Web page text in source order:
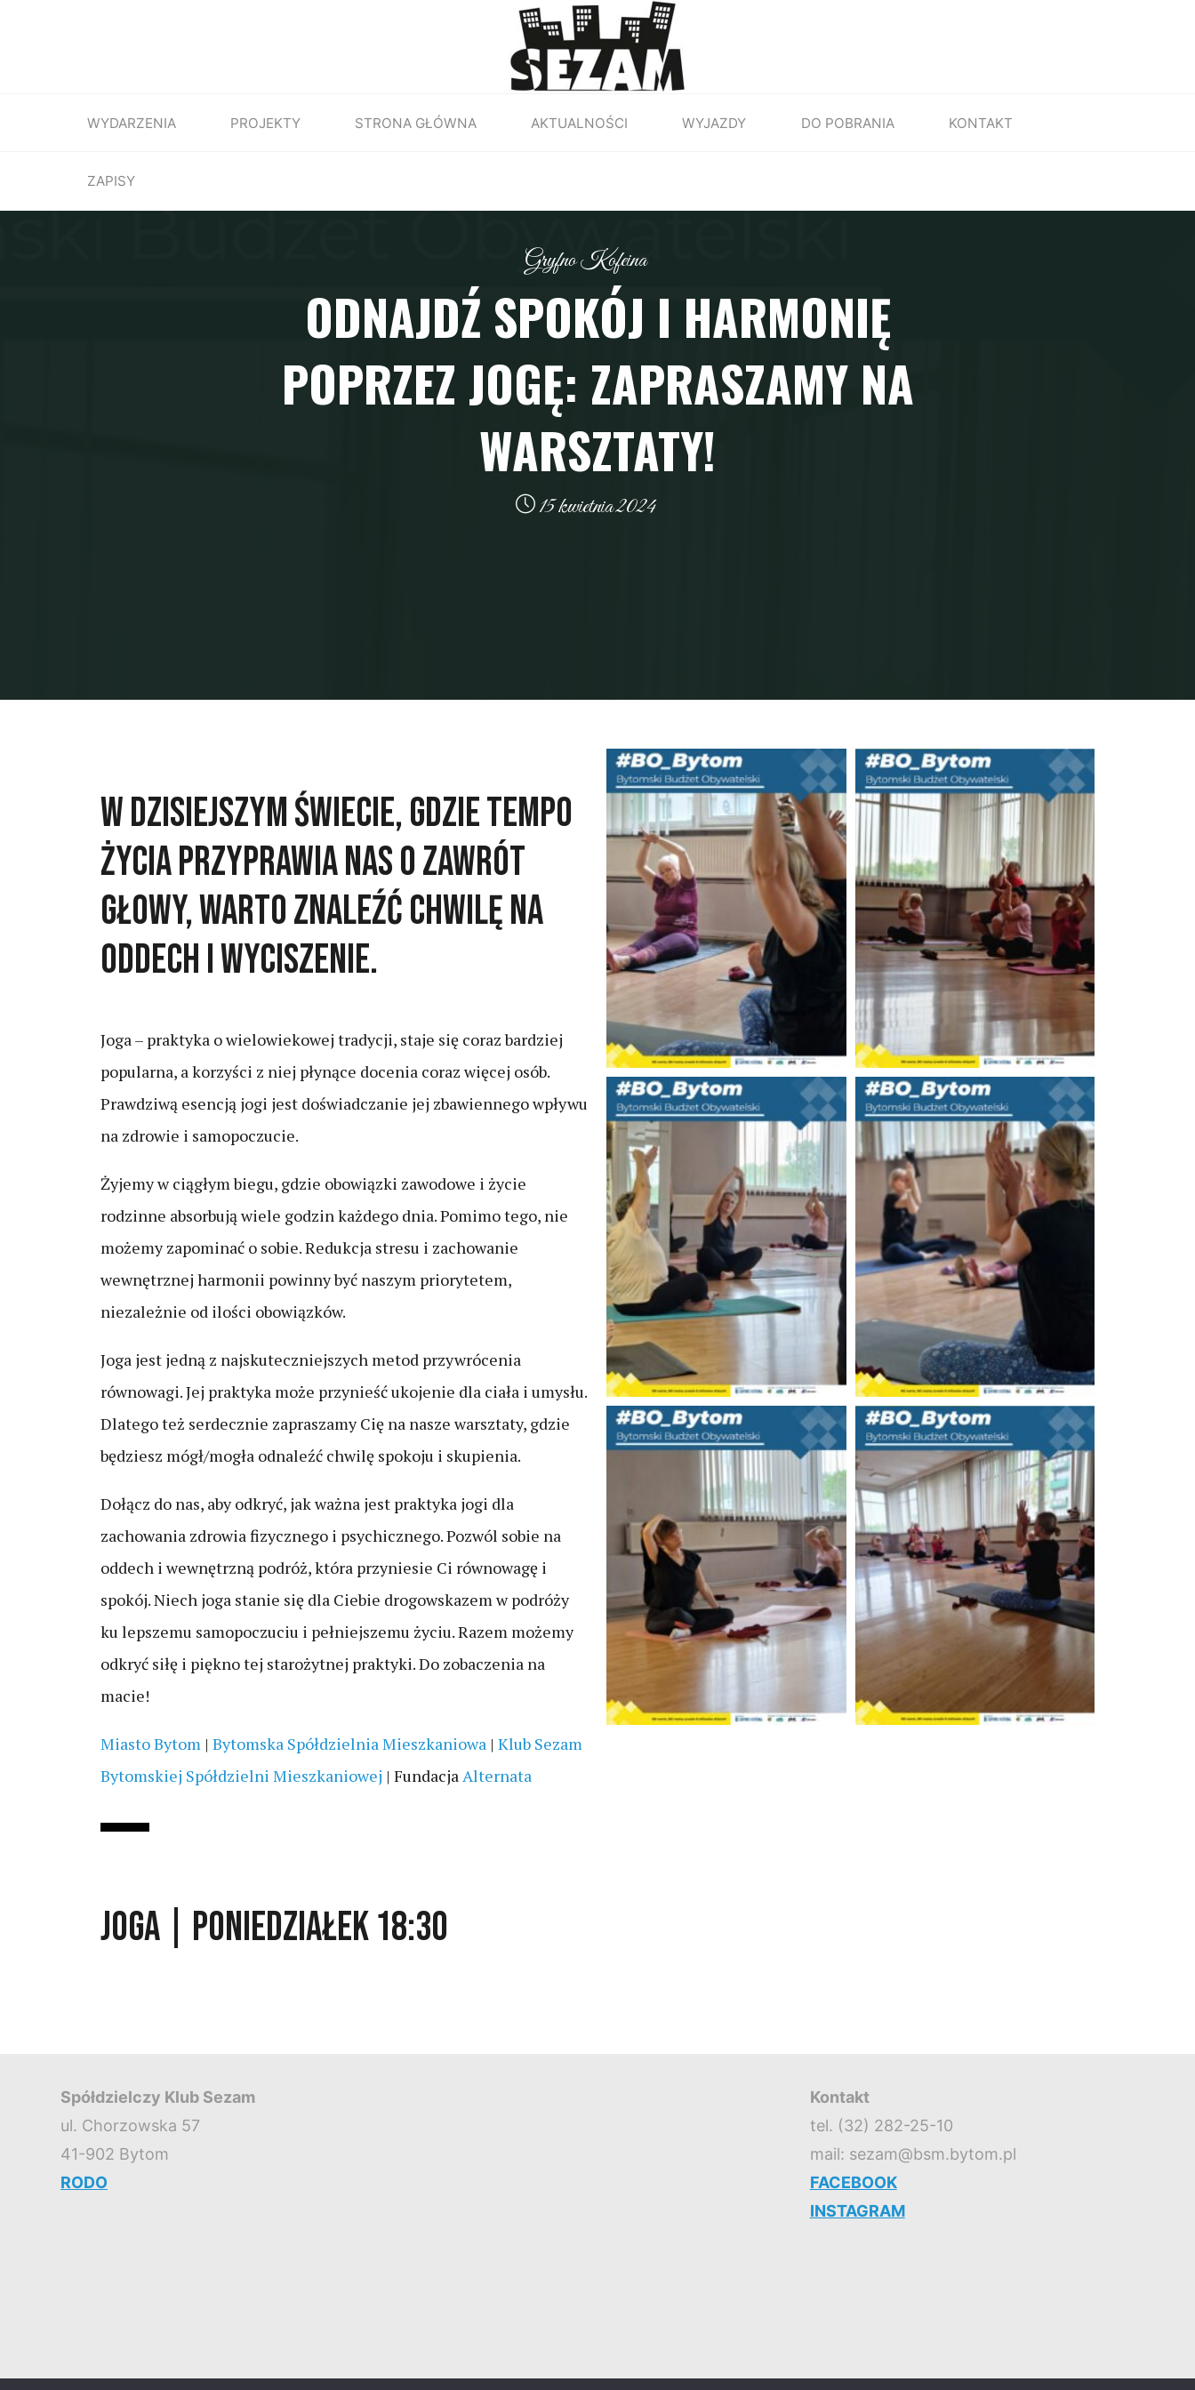
WYDARZENIA PROJEKTY STRONA GŁÓWNA AKTUALNOŚCI WYJAZDY DO POBRANIA KONTAKT
ZAPISY
Gryfno Kofeina
ODNAJDŹ SPOKÓJ I HARMONIĘ
POPRZEZ JOGĘ: ZAPRASZAMY NA
WARSZTATY!
15 kwietnia 2024
W dzisiejszym świecie, gdzie tempo
życia przyprawia nas o zawrót
głowy, warto znaleźć chwilę na
oddech i wyciszenie.
Joga – praktyka o wielowiekowej tradycji, staje się coraz bardziej
popularna, a korzyści z niej płynące docenia coraz więcej osób.
Prawdziwą esencją jogi jest doświadczanie jej zbawiennego wpływu
na zdrowie i samopoczucie.
Żyjemy w ciągłym biegu, gdzie obowiązki zawodowe i życie
rodzinne absorbują wiele godzin każdego dnia. Pomimo tego, nie
możemy zapominać o sobie. Redukcja stresu i zachowanie
wewnętrznej harmonii powinny być naszym priorytetem,
niezależnie od ilości obowiązków.
Joga jest jedną z najskuteczniejszych metod przywrócenia
równowagi. Jej praktyka może przynieść ukojenie dla ciała i umysłu.
Dlatego też serdecznie zapraszamy Cię na nasze warsztaty, gdzie
będziesz mógł/mogła odnaleźć chwilę spokoju i skupienia.
Dołącz do nas, aby odkryć, jak ważna jest praktyka jogi dla
zachowania zdrowia fizycznego i psychicznego. Pozwól sobie na
oddech i wewnętrzną podróż, która przyniesie Ci równowagę i
spokój. Niech joga stanie się dla Ciebie drogowskazem w podróży
ku lepszemu samopoczuciu i pełniejszemu życiu. Razem możemy
odkryć siłę i piękno tej starożytnej praktyki. Do zobaczenia na
macie!
Miasto Bytom | Bytomska Spółdzielnia Mieszkaniowa | Klub Sezam
Bytomskiej Spółdzielni Mieszkaniowej | FundacjaAlternata
JOGA | PONIEDZIAŁEK 18:30
Spółdzielczy Klub Sezam
ul. Chorzowska 57
41-902 Bytom
RODO
Kontakt
tel. (32) 282-25-10
mail: sezam@bsm.bytom.pl
FACEBOOK
INSTAGRAM